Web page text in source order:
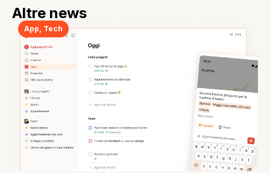
Altre news
App Tech